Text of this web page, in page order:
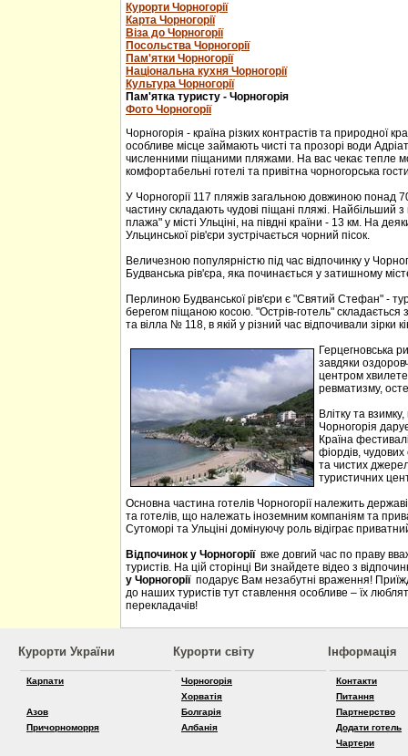
Курорти Чорногорії
Карта Чорногорії
Віза до Чорногорії
Посольства Чорногорії
Пам'ятки Чорногорії
Національна кухня Чорногорії
Культура Чорногорії
Пам'ятка туристу - Чорногорія
Фото Чорногорії
Чорногорія - країна різких контрастів та природної
особливе місце займають чисті та прозорі води
численними піщаними пляжами. На вас чекає тепле
комфортабельні готелі та привітна чорногорська
У Чорногорії 117 пляжів загальною довжиною понад
частину складають чудові піщані пляжі. Найбільший
плажа" у місті Ульціні, на півдні країни - 13 км. На
Ульцинської рів'єри зустрічається чорний пісок.
Величезною популярністю під час відпочинку у
Будванська рів'єра, яка починається у затишному
Перлиною Будванської рів'єри є "Святий Стефан" -
берегом піщаною косою. "Острів-готель"
та вілла № 118, в якій у різний час відпочивали зірки
Герцегновська
завдяки
центром
ревматизму,
Влітку та
Чорногорія
Країна
фіордів, чудових
та чистих
туристичних
Основна частина готелів Чорногорії належить
та готелів, що належать іноземним компаніям та
Сутоморі та Ульціні домінуючу роль відіграє
Відпочинок у Чорногорії вже довгий час по праву
туристів. На цій сторінці Ви знайдете відео з
у Чорногоріїподарує Вам незабутні враження!
до наших туристів тут ставлення особливе – їх
перекладачів!
Курорти України
Карпати
Азов
Причорноморря
Курорти світу
Чорногорія
Хорватія
Болгарія
Албанія
Інформація
Контакти
Питання
Партнерство
Додати готель
Чартери